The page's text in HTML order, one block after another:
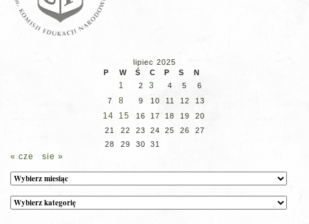
lipiec 2025
P
W Ś C P S N
1 2 3 4 5
6
7
8 9 10 11 12 13
14 15 16 17 18 19
20
21
22 23 24 25 26
27
28
29 30 31
« cze sie »
Archiwum
Kategorie
wpisów